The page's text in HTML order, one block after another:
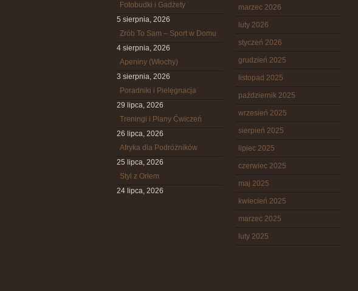
Fotobudki i Gadżety
5 sierpnia, 2026
Zrób To Sam – Sport w Domu
4 sierpnia, 2026
Apeniny (Włochy)
3 sierpnia, 2026
Poradniki i Pielęgnacja
29 lipca, 2026
Treningi i Plany Ćwiczeń
26 lipca, 2026
Afryka dla Podróżników
25 lipca, 2026
Styl z Orłem
24 lipca, 2026
marzec 2026
luty 2026
styczeń 2026
grudzień 2025
listopad 2025
październik 2025
wrzesień 2025
sierpień 2025
lipiec 2025
czerwiec 2025
maj 2025
kwiecień 2025
marzec 2025
luty 2025